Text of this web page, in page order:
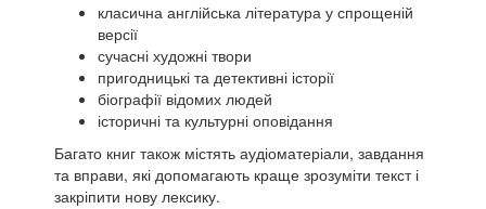
класична англійська література у спрощеній
версії
сучасні художні твори
пригодницькі та детективні історії
біографії відомих людей
історичні та культурні оповідання
Багато книг також містять аудіоматеріали, завдання
та вправи, які допомагають краще зрозуміти текст і
закріпити нову лексику.